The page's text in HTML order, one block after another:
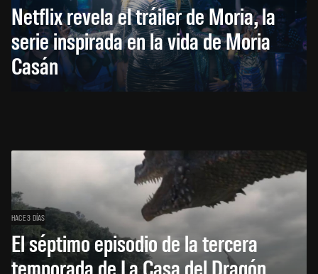
Netflix revela el tráiler de Moria, la
serie inspirada en la vida de Moria
Casán
HACE 3 DÍAS
El séptimo episodio de la tercera
temporada de La Casa del Dragón